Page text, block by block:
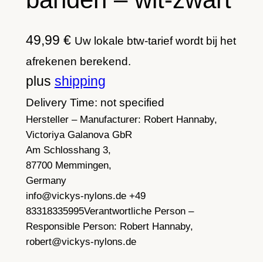
49,99 € Uw lokale btw-tarief wordt bij het
afrekenen berekend.
plus shipping
Delivery Time: not specified
Hersteller – Manufacturer: Robert Hannaby,
Victoriya Galanova GbR
Am Schlosshang 3,
87700 Memmingen,
Germany
info@vickys-nylons.de +49
83318335995Verantwortliche Person –
Responsible Person: Robert Hannaby,
robert@vickys-nylons.de